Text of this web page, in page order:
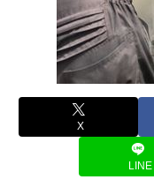
X
LINE